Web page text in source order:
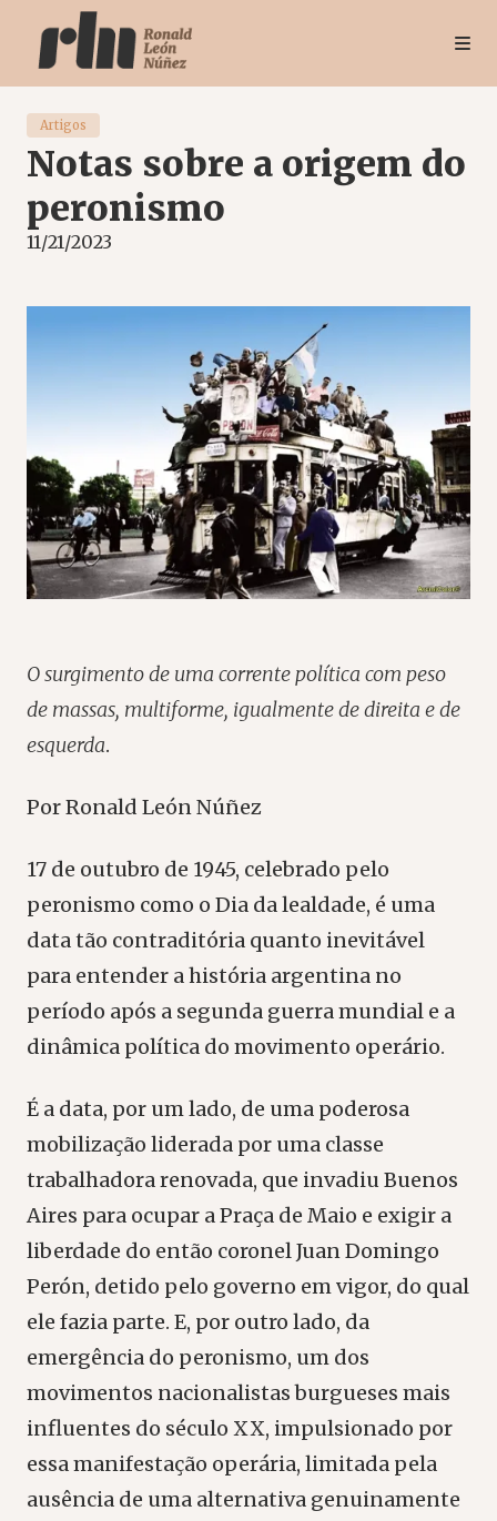
Artigos
Notas sobre a origem do
peronismo
11/21/2023
O surgimento de uma corrente política com peso
de massas, multiforme, igualmente de direita e de
esquerda.
Por Ronald León Núñez
17 de outubro de 1945, celebrado pelo
peronismo como o Dia da lealdade, é uma
data tão contraditória quanto inevitável
para entender a história argentina no
período após a segunda guerra mundial e a
dinâmica política do movimento operário.
É a data, por um lado, de uma poderosa
mobilização liderada por uma classe
trabalhadora renovada, que invadiu Buenos
Aires para ocupar a Praça de Maio e exigir a
liberdade do então coronel Juan Domingo
Perón, detido pelo governo em vigor, do qual
ele fazia parte. E, por outro lado, da
emergência do peronismo, um dos
movimentos nacionalistas burgueses mais
influentes do século XX, impulsionado por
essa manifestação operária, limitada pela
ausência de uma alternativa genuinamente